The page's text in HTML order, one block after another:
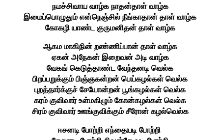
நமச்சிவாய வாழ்க நாதன்தாள் வாழ்க
இமைப்பொழுதும் என்நெஞ்சில் நீங்காதான் தாள் வாழ்க
கோகழி யாண்ட குருமனிதன் தாள் வாழ்க
ஆகம மாகிநின் றண்ணிப்பான் தாள் வாழ்க
ஏகன் அநேகன் இறைவன் அடி வாழ்க
வேகங் கெடுத்தாண்ட வேந்தனடி வெல்க
பிறப்பறுக்கும் பிஞ்ஞகன்றன் பெய்கழல்கள் வெல்க
புறத்தார்க்குச் சேயோன்றன் பூங்கழல்கள் வெல்க
கரம் குவிவார் உள்மகிழும் கோன்கழல்கள் வெல்க
சிரம் குவிவார் ஊங்குவிக்கும் சீரோன் கழல்வெல்க
ஈசனடி போற்றி எந்தையடி போற்றி